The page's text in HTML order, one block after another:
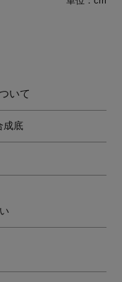
いて
成底